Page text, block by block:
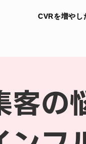
CVRを増やし
の